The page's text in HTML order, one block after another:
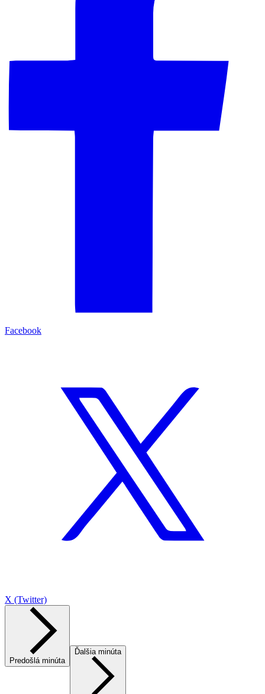
Facebook
X (Twitter)
Predošlá minúta
Ďalšia minúta